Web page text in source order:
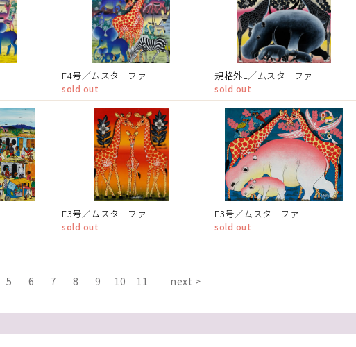
F4号／ムスターファ
sold out
規格外L／ムスターファ
sold out
F3号／ムスターファ
sold out
F3号／ムスターファ
sold out
5 6 7 8 9 10 11 next >